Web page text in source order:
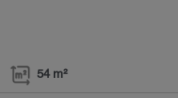
54 m²